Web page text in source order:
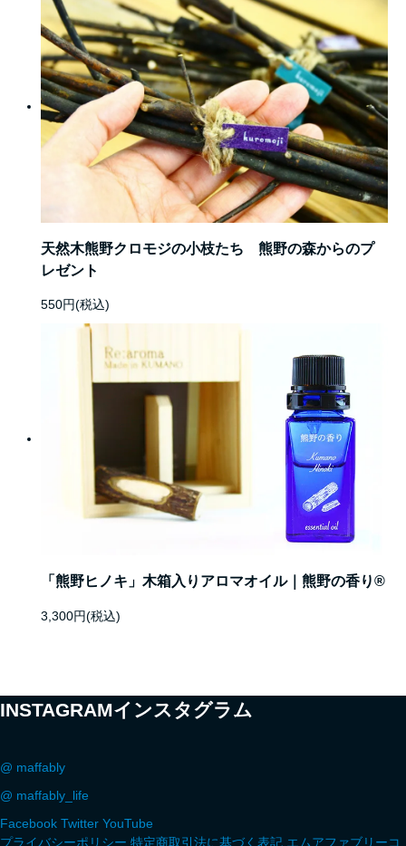
天然木熊野クロモジの小枝たち 熊野の森からのプ
レゼント
550円(税込)
「熊野ヒノキ」木箱入りアロマオイル｜熊野の香り®
3,300円(税込)
INSTAGRAMインスタグラム
@ maffably
@ maffably_life
Facebook Twitter YouTube
プライバシーポリシー 特定商取引法に基づく表記 エムアファブリーコ